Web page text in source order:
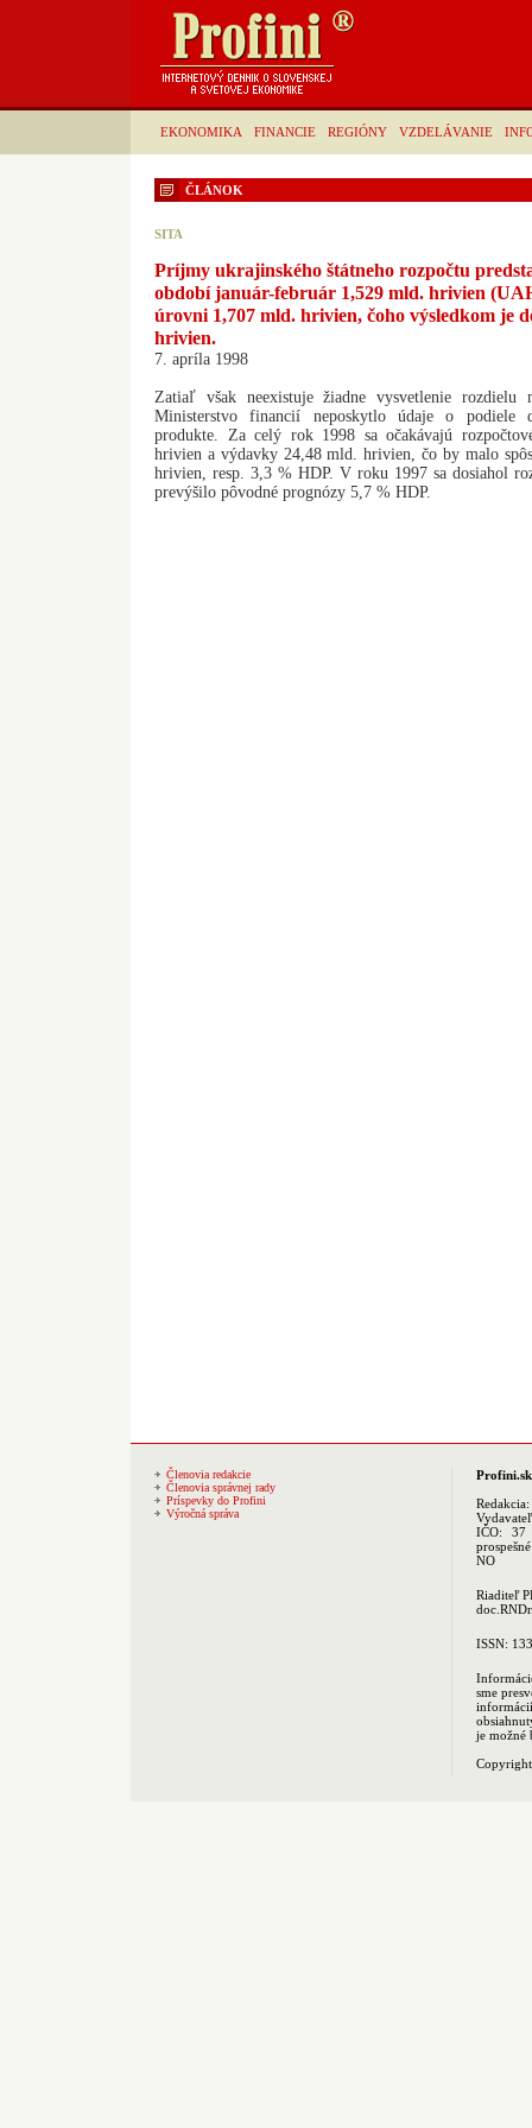
EKONOMIKA FINANCIE REGIÓNY VZDELÁVANIE
ČLÁNOK
SITA
Príjmy ukrajinského štátneho rozpočtu
období január-február 1,529 mld. hrivien
úrovni 1,707 mld. hrivien, čoho výsledkom je
hrivien.
7. apríla 1998
Zatiaľ však neexistuje žiadne vysvetlenie rozdielu
Ministerstvo financií neposkytlo údaje o podiele
produkte. Za celý rok 1998 sa očakávajú
hrivien a výdavky 24,48 mld. hrivien, čo by malo
hrivien, resp. 3,3 % HDP. V roku 1997 sa dosiahol
prevýšilo pôvodné prognózy 5,7 % HDP.
Členovia redakcie
Členovia správnej rady
Príspevky do Profini
Výročná správa
Profini.sk
Redakcia:
IČO: 37
NO
Riaditeľ
ISSN:
sme
je možné